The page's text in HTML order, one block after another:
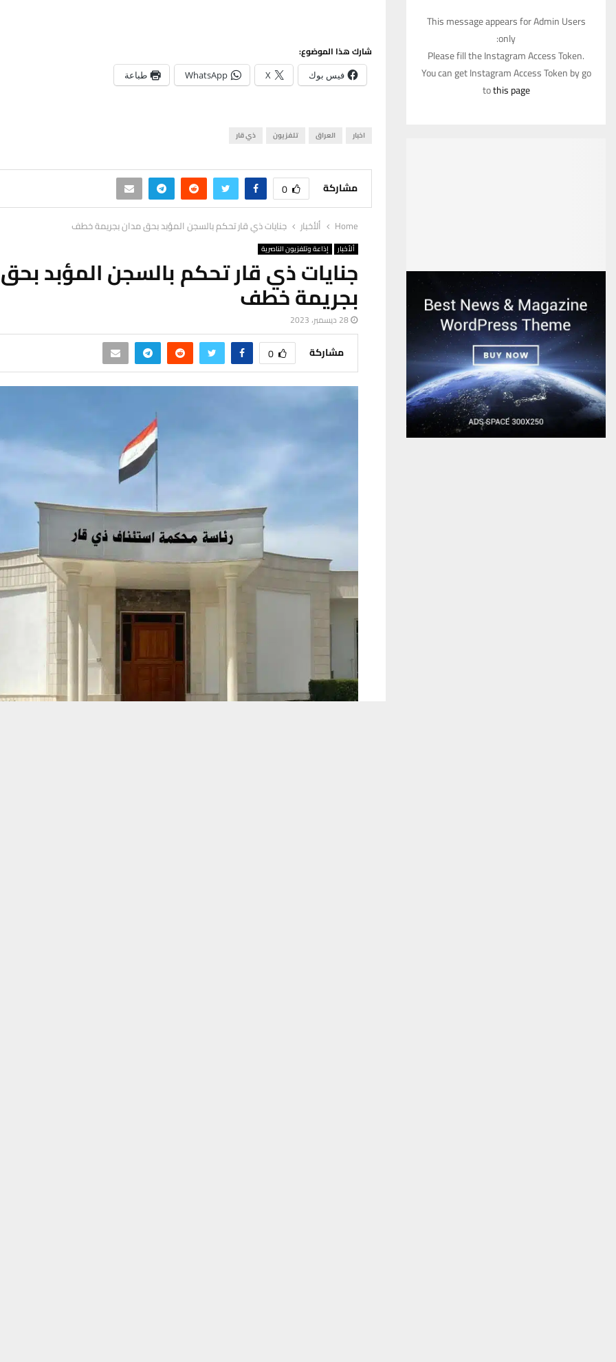
شارك هذا الموضوع:
فيس بوك X
WhatsApp طباعة
اخبار العراق تلفزيون ذي قار
مشاركة 0
Home ألأخبار جنايات ذي قار تحكم بالسجن المؤبد بحق مدان بجريمة خطف
ألأخبار إذاعة وتلفزيون الناصرية
جنايات ذي قار تحكم بالسجن المؤبد
بجريمة خطف
28 ديسمبر، 2023
مشاركة 0
This message appears for Admin Users
only:
Please fill the Instagram Access Token.
You can get Instagram Access Token by go
tothis page